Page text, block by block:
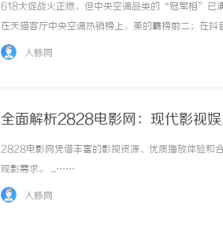
618大促战火正燃，但中央空调品类的“冠军相”已
在天猫客厅中央空调热销榜上，美的霸榜前二；在抖
美的同样高居榜首……多份榜单的成绩，并非大促冲
人脉网
全面解析2828电影网：现代影视
2828电影网凭借丰富的影视资源、优质播放体验和
观影需求。 ...……
人脉网